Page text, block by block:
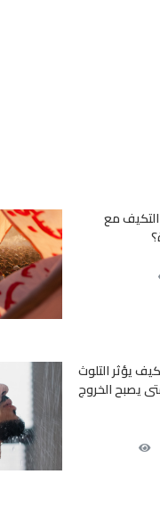
مع
يؤثر التلوث
يصبح الخروج